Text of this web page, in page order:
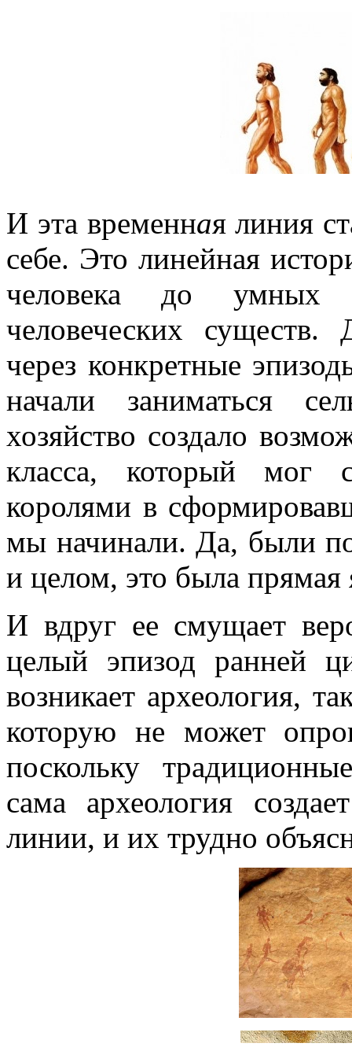
И эта временная линия
себе. Это линейная
человека до умных
человеческих
через конкретные
начали заниматься
хозяйство создало
класса, который мог
королями в
мы начинали. Да, были
и целом, это была прямая
И вдруг ее смущает
целый эпизод ранней
возникает археология,
которую не может
поскольку
сама археология
линии, и их трудно